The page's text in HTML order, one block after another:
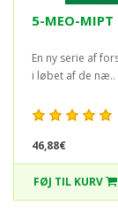
5-MEO-MIPT
En ny serie af
i løbet af de næ..
46,88€
FØJ TIL KURV